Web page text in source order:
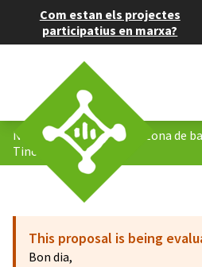
Com estan els projectes
participatius en marxa?
Nova ordenança de la la Zona de
Tinc una proposta!
This proposal is being
Bon dia,